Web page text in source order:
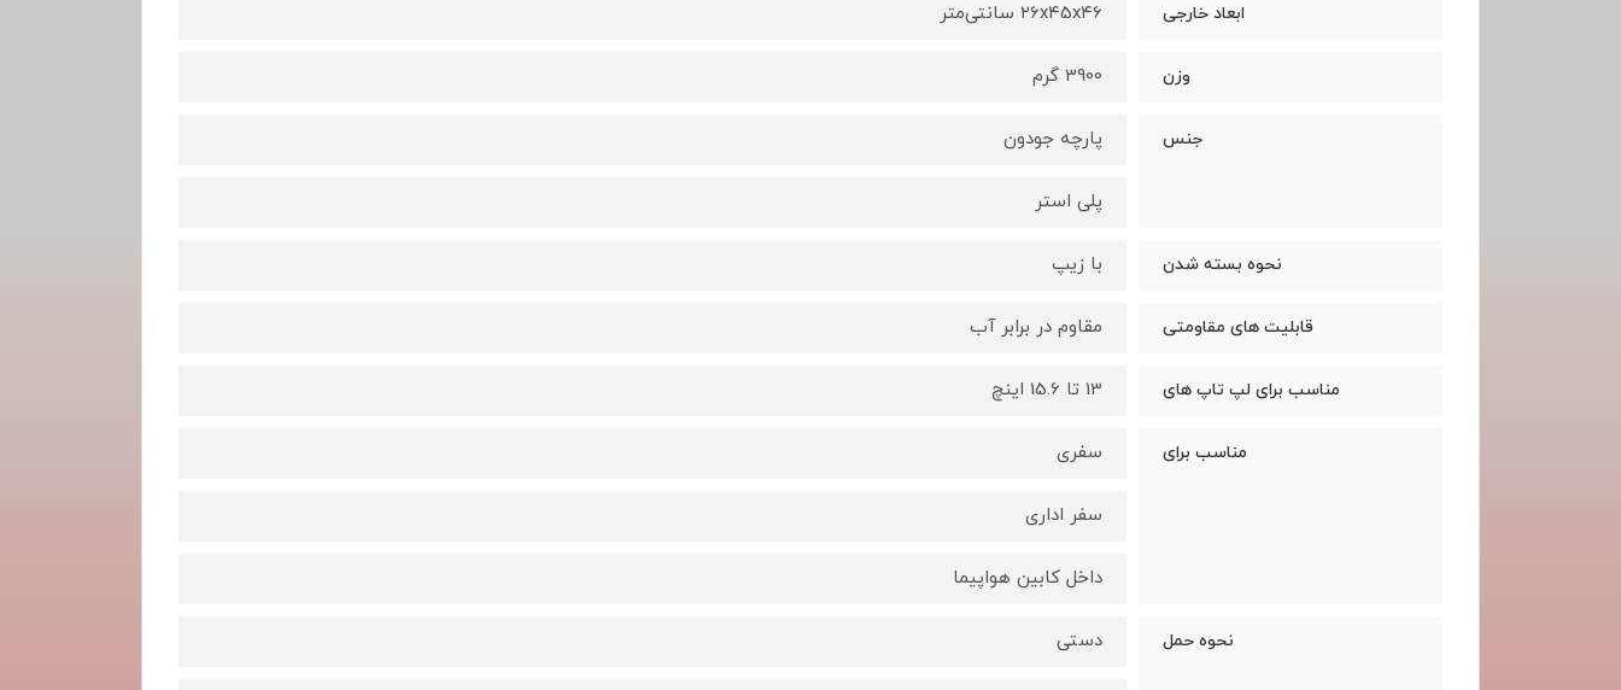
ابعاد خارجی ۲6x۴5x۴6 سانتی‌متر
وزن 3900 گرم
جنس پارچه جودون
پلی استر
نحوه بسته شدن با زیپ
قابلیت های مقاومتی مقاوم در برابر آب
مناسب برای لپ تاپ های 13 تا 15.6 اینچ
مناسب برای سفری
سفر اداری
داخل کابین هواپیما
نحوه حمل دستی